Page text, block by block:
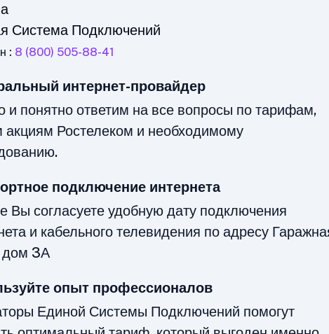
Система Подключений
: 8 (800) 505-88-41
интернет-провайдер
и понятно ответим на все вопросы по тарифам,
акциям Ростелеком и необходимому
подключение интернета
Вы согласуете удобную дату подключения
и кабельного телевидения по адресу
дом 3А
опыт профессионалов
Единой Системы Подключений помогут